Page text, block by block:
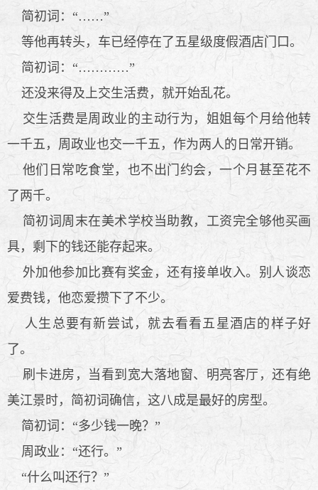
简初词：“……”
等他再转头，车已经停在了五星级度假酒店门口。
简初词：“…………”
还没来得及上交生活费，就开始乱花。
交生活费是周政业的主动行为，姐姐每个月给他转
一千五，周政业也交一千五，作为两人的日常开销。
他们日常吃食堂，也不出门约会，一个月甚至花不
了两千。
简初词周末在美术学校当助教，工资完全够他买画
具，剩下的钱还能存起来。
外加他参加比赛有奖金，还有接单收入。别人谈恋
爱费钱，他恋爱攒下了不少。
人生总要有新尝试，就去看看五星酒店的样子好
了。
刷卡进房，当看到宽大落地窗、明亮客厅，还有绝
美江景时，简初词确信，这八成是最好的房型。
简初词：“多少钱一晚？”
周政业：“还行。”
“什么叫还行？”